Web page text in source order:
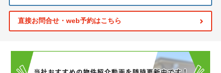
直接お問合せ・web予約はこちら